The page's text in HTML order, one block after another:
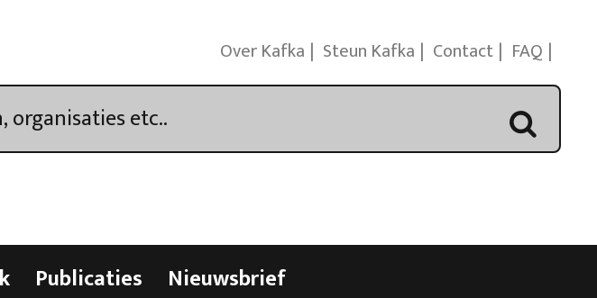
Over Kafka Steun Kafka Contact FAQ
Publicaties Nieuwsbrief